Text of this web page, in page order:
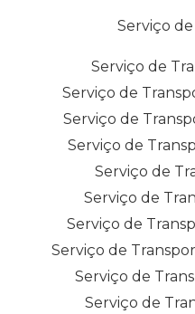
Serviço
Serviço de
Serviço de
Serviço de
Serviço de
Serviço de
Serviço de
Serviço de
Serviço de
Serviço de
Serviço de